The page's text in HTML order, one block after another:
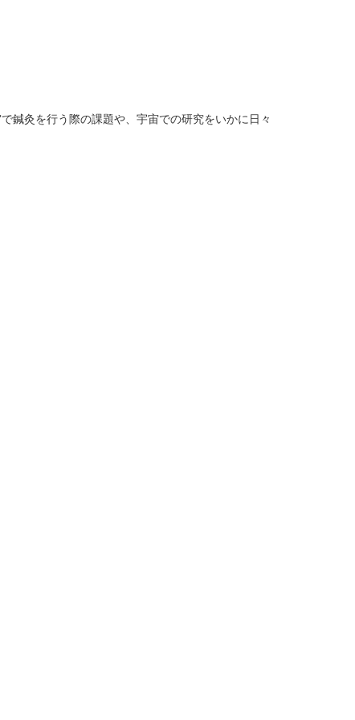
鍼灸を行う際の課題や、宇宙での研究をいかに日々